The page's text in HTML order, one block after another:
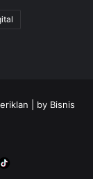
| by Bisnis